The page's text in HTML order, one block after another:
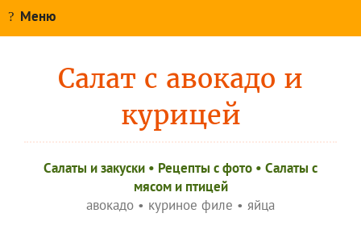
Меню
Салат с авокадо и
курицей
Салаты и закуски • Рецепты c фото • Салаты с
мясом и птицей
авокадо • куриное филе • яйца